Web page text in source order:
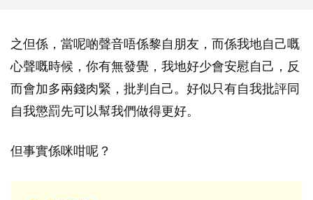
之但係，當呢啲聲音唔係黎自朋友，而係我地自己嘅
心聲嘅時候，你有無發覺，我地好少會安慰自己，反
而會加多兩錢肉緊，批判自己。好似只有自我批評同
自我懲罰先可以幫我們做得更好。
但事實係咪咁呢？